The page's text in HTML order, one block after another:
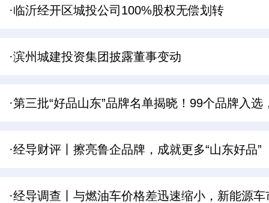
·临沂经开区城投公司100%股权无偿划转
·滨州城建投资集团披露董事变动
·第三批“好品山东”品牌名单揭晓！99个品牌入
·经导财评丨擦亮鲁企品牌，成就更多“山东好品”
·经导调查丨与燃油车价格差迅速缩小，新能源车